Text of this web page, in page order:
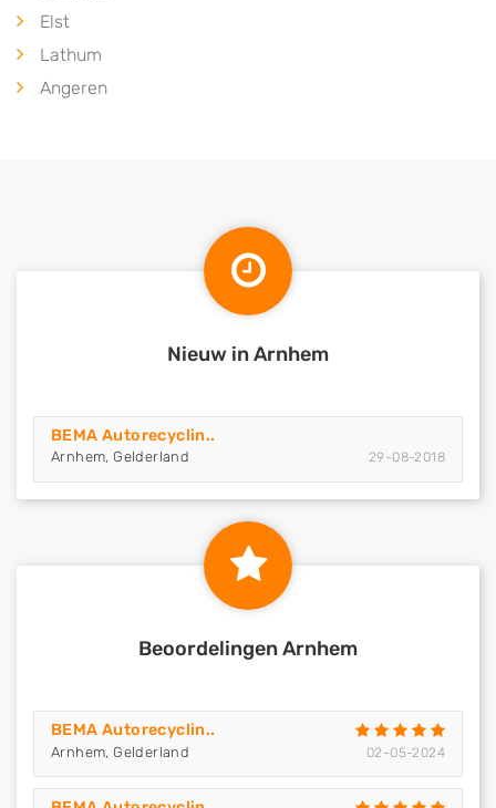
Elst
Lathum
Angeren
Nieuw in Arnhem
BEMA Autorecyclin..
Arnhem, Gelderland 29-08-2018
Beoordelingen Arnhem
BEMA Autorecyclin..
Arnhem, Gelderland 02-05-2024